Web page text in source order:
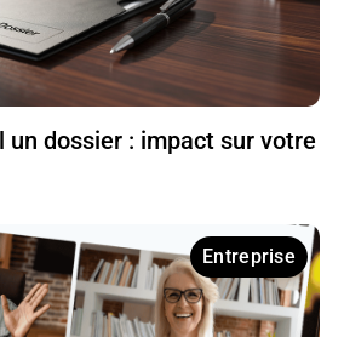
un dossier : impact sur votre
Entreprise